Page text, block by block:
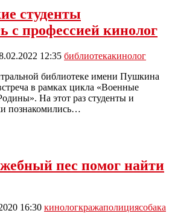
студенты
с профессией кинолог
12:35 библиотекакинолог
библиотеке имени Пушкина
в рамках цикла «Военные
На этот раз студенты и
познакомились…
пес помог найти
16:30 кинологкражаполициясобака